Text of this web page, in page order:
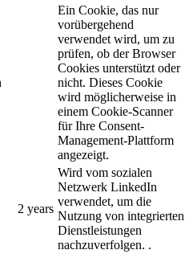
Ein Cookie, das nur
vorübergehend
verwendet wird, um zu
prüfen, ob der Browser
Cookies unterstützt oder
nicht. Dieses Cookie
wird möglicherweise in
einem Cookie-Scanner
für Ihre Consent-
Management-Plattform
angezeigt.
2 years
Wird vom sozialen
Netzwerk LinkedIn
verwendet, um die
Nutzung von integrierten
Dienstleistungen
nachzuverfolgen. .